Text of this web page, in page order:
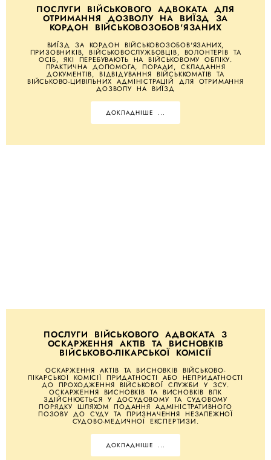
ПОСЛУГИ ВІЙСЬКОВОГО АДВОКАТА ДЛЯ
ОТРИМАННЯ ДОЗВОЛУ НА ВИЇЗД ЗА
КОРДОН ВІЙСЬКОВОЗОБОВ'ЯЗАНИХ
ВИЇЗД ЗА КОРДОН ВІЙСЬКОВОЗОБОВ'ЯЗАНИХ,
ПРИЗОВНИКІВ, ВІЙСЬКОВОСЛУЖБОВЦІВ, ВОЛОНТЕРІВ ТА
ОСІБ, ЯКІ ПЕРЕБУВАЮТЬ НА ВІЙСЬКОВОМУ ОБЛІКУ.
ПРАКТИЧНА ДОПОМОГА, ПОРАДИ, СКЛАДАННЯ
ДОКУМЕНТІВ, ВІДВІДУВАННЯ ВІЙСЬККОМАТІВ ТА
ВІЙСЬКОВО-ЦИВІЛЬНИХ АДМІНІСТРАЦІЙ ДЛЯ ОТРИМАННЯ
ДОЗВОЛУ НА ВИЇЗД
ДОКЛАДНІШЕ ...
ПОСЛУГИ ВІЙСЬКОВОГО АДВОКАТА З
ОСКАРЖЕННЯ АКТІВ ТА ВИСНОВКІВ
ВІЙСЬКОВО-ЛІКАРСЬКОЇ КОМІСІЇ
ОСКАРЖЕННЯ АКТІВ ТА ВИСНОВКІВ ВІЙСЬКОВО-
ЛІКАРСЬКОЇ КОМІСІЇ ПРИДАТНОСТІ АБО НЕПРИДАТНОСТІ
ДО ПРОХОДЖЕННЯ ВІЙСЬКОВОЇ СЛУЖБИ У ЗСУ.
ОСКАРЖЕННЯ ВИСНОВКІВ ТА ВИСНОВКІВ ВЛК
ЗДІЙСНЮЄТЬСЯ У ДОСУДОВОМУ ТА СУДОВОМУ
ПОРЯДКУ ШЛЯХОМ ПОДАННЯ АДМІНІСТРАТИВНОГО
ПОЗОВУ ДО СУДУ ТА ПРИЗНАЧЕННЯ НЕЗАЛЕЖНОЇ
СУДОВО-МЕДИЧНОЇ ЕКСПЕРТИЗИ.
ДОКЛАДНІШЕ ...